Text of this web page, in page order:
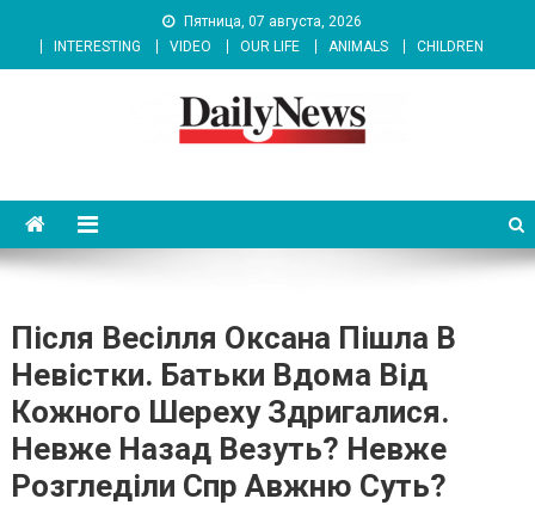
content
Пятница, 07 августа, 2026
INTERESTING
VIDEO OUR LIFE ANIMALS CHILDREN
Після Весілля Оксана Пішла В
Невістки. Батьки Вдома Від
Кожного Шереху Здригалися.
Невже Назад Везуть? Невже
Розгледіли Спр Авжню Суть?